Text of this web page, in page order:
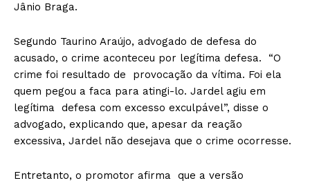
Jânio Braga.
Segundo Taurino Araújo, advogado de defesa do
acusado, o crime aconteceu por legítima defesa. “O
crime foi resultado de provocação da vítima. Foi ela
quem pegou a faca para atingi-lo. Jardel agiu em
legítima defesa com excesso exculpável”, disse o
advogado, explicando que, apesar da reação
excessiva, Jardel não desejava que o crime ocorresse.
Entretanto, o promotor afirma que a versão